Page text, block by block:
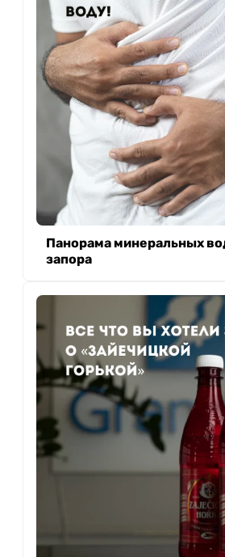
Панорама минеральных
запора